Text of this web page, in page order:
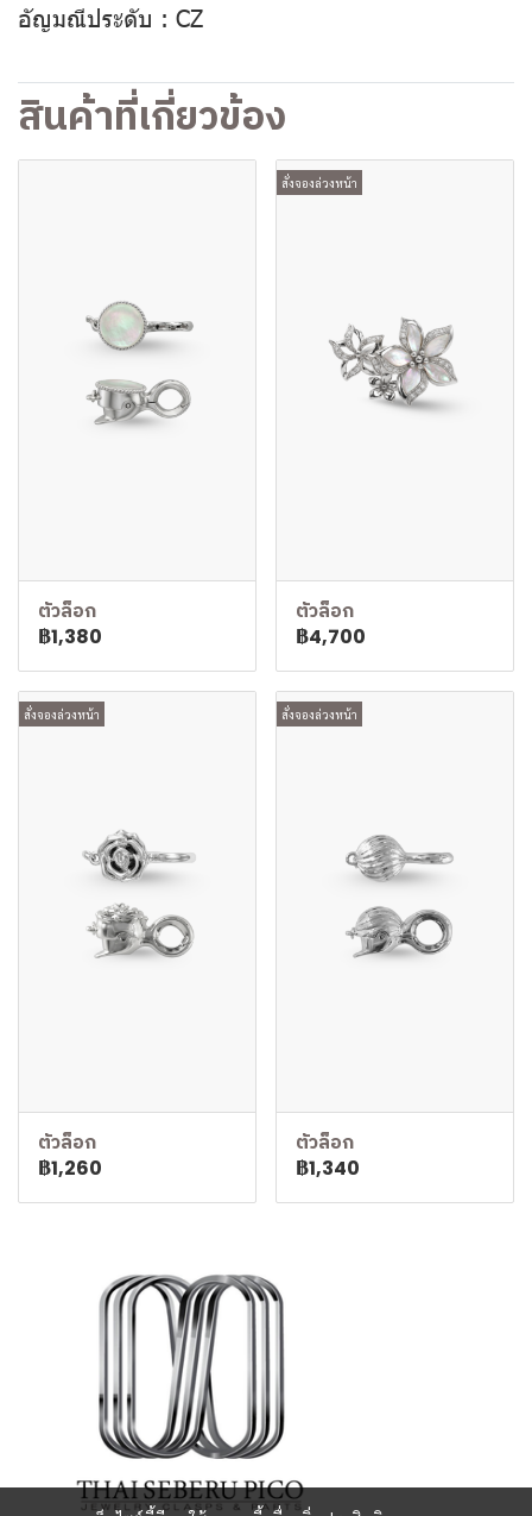
อัญมณีประดับ : CZ
สินค้าที่เกี่ยวข้อง
ตัวล็อก
฿1,380
สั่งจองล่วงหน้า
ตัวล็อก
฿4,700
สั่งจองล่วงหน้า
ตัวล็อก
฿1,260
สั่งจองล่วงหน้า
ตัวล็อก
฿1,340